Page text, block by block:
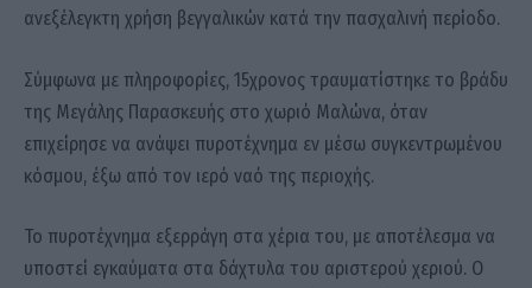
ανεξέλεγκτη χρήση βεγγαλικών κατά την πασχαλινή περίοδο.
Σύμφωνα με πληροφορίες, 15χρονος τραυματίστηκε το βράδυ
της Μεγάλης Παρασκευής στο χωριό Μαλώνα, όταν
επιχείρησε να ανάψει πυροτέχνημα εν μέσω συγκεντρωμένου
κόσμου, έξω από τον ιερό ναό της περιοχής.
Το πυροτέχνημα εξερράγη στα χέρια του, με αποτέλεσμα να
υποστεί εγκαύματα στα δάχτυλα του αριστερού χεριού. Ο